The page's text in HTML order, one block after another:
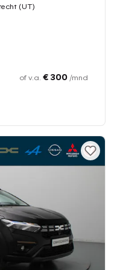
(UT)
of v.a. € 300 /mnd